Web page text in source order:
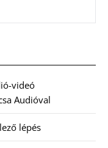
videó
Audióval
lépés